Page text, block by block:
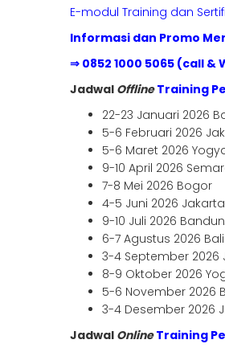
E-modul Training dan
Informasi dan Promo
⇒ 0852 1000 5065 (call &
Jadwal OfflineTraining
22-23 Januari 2026
5-6 Februari 2026
5-6 Maret 2026
9-10 April 2026
7-8 Mei 2026 Bogor
4-5 Juni 2026 Jakarta
9-10 Juli 2026
6-7 Agustus 2026 Bali
3-4 September 2026
8-9 Oktober 2026
5-6 November 2026
3-4 Desember 2026
Jadwal OnlineTraining